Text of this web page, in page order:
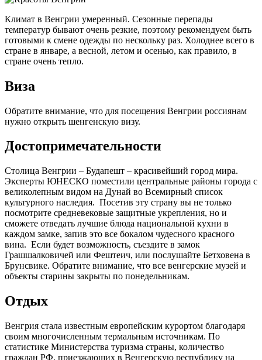
Климат в Венгрии умеренный. Сезонные перепады
температур бывают очень резкие, поэтому рекомендуем быть
готовыми к смене одежды по нескольку раз. Холоднее всего в
стране в январе, а весной, летом и осенью, как правило, в
стране очень тепло.
Виза
Обратите внимание, что для посещения Венгрии россиянам
нужно открыть шенгенскую визу.
Достопримечательности
Столица Венгрии – Будапешт – красивейший город мира.
Эксперты ЮНЕСКО поместили центральные районы города с
великолепным видом на Дунай во Всемирный список
культурного наследия. Посетив эту страну вы не только
посмотрите средневековые защитные укрепления, но и
сможете отведать лучшие блюда национальной кухни в
каждом замке, запив это все бокалом чудесного красного
вина. Если будет возможность, съездите в замок
Грашшалковичей или Фештеич, или послушайте Бетховена в
Брунсвике. Обратите внимание, что все венгерские музей и
объекты старины закрыты по понедельникам.
Отдых
Венгрия стала известным европейским курортом благодаря
своим многочисленным термальным источникам. По
статистике Министерства туризма страны, количество
граждан РФ, приезжающих в Венгерскую республику на